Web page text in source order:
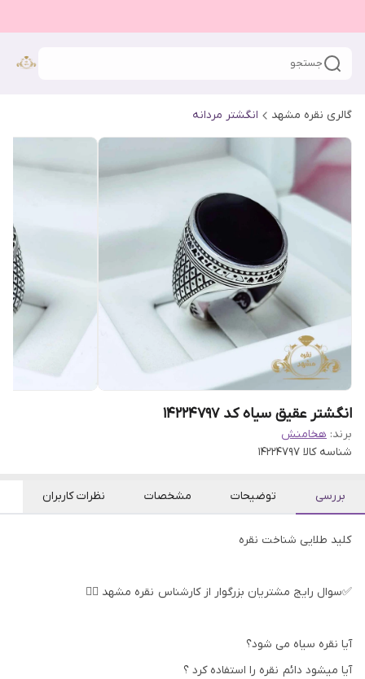
جستجو
گالری نقره مشهد انگشتر مردانه
انگشتر عقیق سیاه کد 14224797
برند: هخامنش
شناسه کالا 14224797
بررسی توضیحات مشخصات نظرات کاربران
کلید طلایی شناخت نقره
✅سوال رایج مشتریان بزرگوار از کارشناس نقره مشهد 👇🏻
آیا نقره سیاه می شود؟
آیا میشود دائم نقره را استفاده کرد ؟